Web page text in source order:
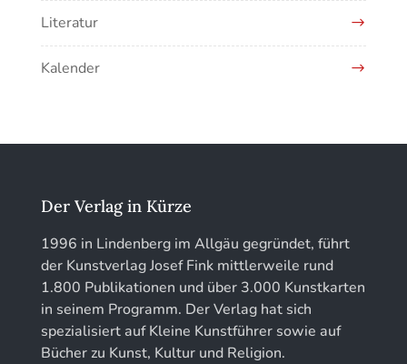
Kunstführer H
Kunstführer K
Kunstführer M
Kunstführer NO
Kunstführer PQ
löhe:porträts
Jahresschriften der DGC Deutsche Gesellschaft
für Chronometrie
Jahrbuch der Stiftung Thüringer Schlösser und
Gärten
Literatur
Kalender
Der Verlag in Kürze
1996 in Lindenberg im Allgäu gegründet, führt
der Kunstverlag Josef Fink mittlerweile rund
1.800 Publikationen und über 3.000 Kunstkarten
in seinem Programm. Der Verlag hat sich
spezialisiert auf Kleine Kunstführer sowie auf
Bücher zu Kunst, Kultur und Religion.